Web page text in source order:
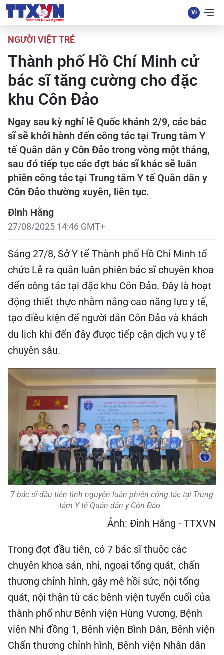
NGƯỜI VIỆT TRẺ
Thành phố Hồ Chí Minh cử
bác sĩ tăng cường cho đặc
khu Côn Đảo
Ngay sau kỳ nghỉ lễ Quốc khánh 2/9, các bác
sĩ sẽ khởi hành đến công tác tại Trung tâm Y
tế Quân dân y Côn Đảo trong vòng một tháng,
sau đó tiếp tục các đợt bác sĩ khác sẽ luân
phiên công tác tại Trung tâm Y tế Quân dân y
Côn Đảo thường xuyên, liên tục.
Đinh Hằng
27/08/2025 14:46 GMT+
Sáng 27/8, Sở Y tế Thành phố Hồ Chí Minh tổ
chức Lễ ra quân luân phiên bác sĩ chuyên khoa
đến công tác tại đặc khu Côn Đảo. Đây là hoạt
động thiết thực nhằm nâng cao năng lực y tế,
tạo điều kiện để người dân Côn Đảo và khách
du lịch khi đến đây được tiếp cận dịch vụ y tế
chuyên sâu.
7 bác sĩ đầu tiên tình nguyện luân phiên công tác tại Trung
tâm Y tế Quân dân y Côn Đảo.
Ảnh: Đinh Hằng - TTXVN
Trong đợt đầu tiên, có 7 bác sĩ thuộc các
chuyên khoa sản, nhi, ngoại tổng quát, chấn
thương chỉnh hình, gây mê hồi sức, nội tổng
quát, nội thận từ các bệnh viện tuyến cuối của
thành phố như Bệnh viện Hùng Vương, Bệnh
viện Nhi đồng 1, Bệnh viện Bình Dân, Bệnh viện
Chấn thương chỉnh hình, Bệnh viện Nhân dân